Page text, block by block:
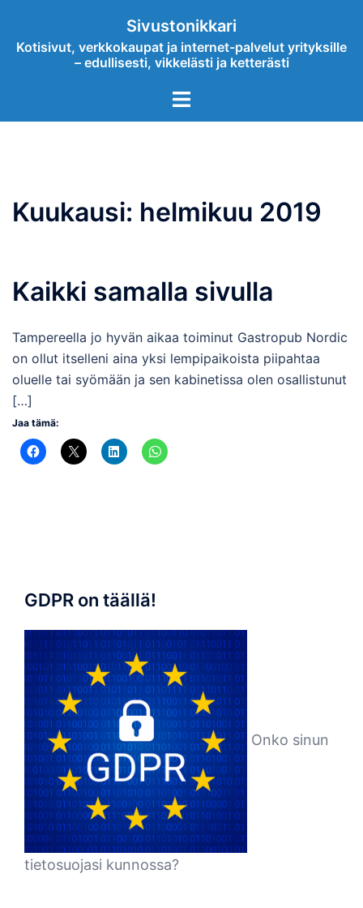
Sivustonikkari
Kotisivut, verkkokaupat ja internet-palvelut yrityksille
– edullisesti, vikkelästi ja ketterästi
Toggle
menu
Kuukausi: helmikuu 2019
Kaikki samalla sivulla
Tampereella jo hyvän aikaa toiminut Gastropub Nordic
on ollut itselleni aina yksi lempipaikoista piipahtaa
oluelle tai syömään ja sen kabinetissa olen osallistunut
[…]
Jaa tämä:
GDPR on täällä!
Onko sinun
tietosuojasi kunnossa?